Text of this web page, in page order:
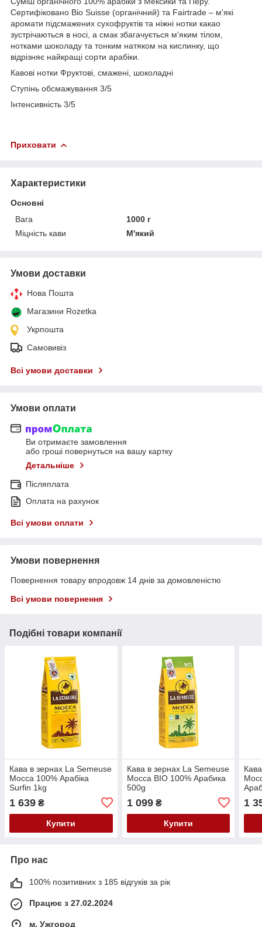
Сертифіковано Bio Suisse (органічний) та Fairtrade – м'які
аромати підсмажених сухофруктів та ніжні нотки какао
зустрічаються в носі, а смак збагачується м'яким тілом,
нотками шоколаду та тонким натяком на кислинку, що
відрізняє найкращі сорти арабіки.
Кавові нотки Фруктові, смажені, шоколадні
Ступінь обсмажування 3/5
Інтенсивність 3/5
Приховати
Характеристики
Основні
Вага
1000 г
Міцність кави
М'який
Умови доставки
Нова Пошта
Магазини Rozetka
Укрпошта
Самовивіз
Всі умови доставки
Умови оплати
Ви отримаєте замовлення
або гроші повернуться на вашу картку
Детальніше
Післяплата
Оплата на рахунок
Всі умови оплати
Умови повернення
Повернення товару впродовж 14 днів за домовленістю
Всі умови повернення
Подібні товари компанії
Кава в зернах La Semeuse
Mocca 100% Арабіка
Surfin 1kg
1 639 ₴
Купити
Кава в зернах La Semeuse
Mocca BIO 100% Арабика
500g
1 099₴
Купити
1
Про нас
100% позитивних з 185 відгуків за рік
Працює з 27.02.2024
м. Ужгород